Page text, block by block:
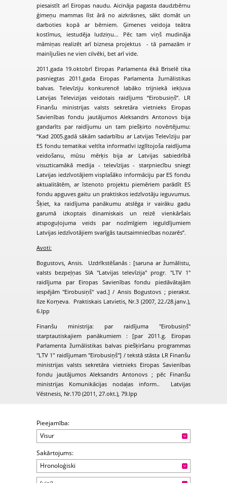
piesaistīt arī Eiropas naudu. Aicināja pagasta daudzbērnu
ģimeņu mammas līst ārā no aizkrāsnes, sākt domāt un
darboties kopā ar bērniem. Ģimenes veidoja teātra
kostīmus, iestudēja ludziņu… Pēc tam viņš mudināja
māmiņas realizēt arī biznesa projektus - tā pamazām ir
mainījušies ne vien cilvēki, bet arī vide.
2011.gada 19.oktobrī Eiropas Parlamenta ēkā Briselē tika
pasniegtas 2011.gada Eiropas Parlamenta žurnālistikas
balvas. Televīziju konkurencē labāko trijniekā iekļuva
Latvijas Televizijas veidotais raidījums “Eirobusiņš”. LR
Finanšu ministrijas valsts sekretāra vietnieks Eiropas
Savienības fondu jautājumos Aleksandrs Antonovs bija
gandarīts par raidījumu un tam piešķirto novērtējumu:
“Kad 2005.gadā sākām sadarbību ar Latvijas Televīziju par
ES fondu tematikai veltīta informatīvi izglītojoša raidījuma
veidošanu, mūsu mērķis bija ar Latvijas sabiedrībā
visuzticamākā medija - televīzijas - starpniecību sniegt
Latvijas iedzīvotājiem visplašāko informāciju par ES fondu
aktualitātēm, ar īstenoto projektu piemēriem parādīt ES
fondu apguves gaitu un praktiskos iedzīvotāju ieguvumus.
Šķiet, ka raidījuma panākumu atslēga ir vairāku gadu
garumā izkoptais dinamiskais un reizē vienkāršais
atspoguļojuma veids par nozīmīgiem ieguldījumiem
Latvijas iedzīvotājiem svarīgās tautsaimniecības nozarēs”.
Avoti:
Bogustovs, Ansis. Uzdrīkstēšanās : [saruna ar žurnālistu,
valsts bezpeļņas SIA "Latvijas televīzija" progr. "LTV 1"
raidījuma par Eiropas Savienības fondu piedāvātajām
iespējām "Eirobusiņš" vad.] / Ansis Bogustovs ; pierakst.
Ilze Korņeva. Praktiskais Latvietis, Nr.3 (2007, 22./28.janv.),
6.lpp
Finanšu ministrija: par raidījuma "Eirobusiņš"
starptautiskajiem panākumiem : [par 2011.g. Eiropas
Parlamenta žurnālistikas balvas piešķiršanu programmas
"LTV 1" raidījumam "Eirobusiņš"] / tekstā stāsta LR Finanšu
ministrijas valsts sekretāra vietnieks Eiropas Savienības
fondu jautājumos Aleksandrs Antonovs ; pēc Finanšu
ministrijas Komunikācijas nodaļas inform.. Latvijas
Vēstnesis, Nr.170 (2011, 27.okt.), 79.lpp
Pieejamība:
Visur
Sakārtojums:
Hronoloģiski